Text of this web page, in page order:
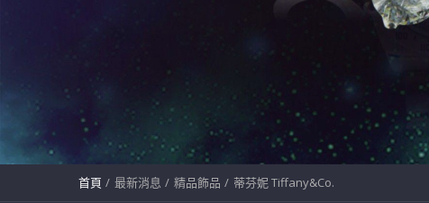
首頁 最新消息 精品飾品 蒂芬妮 Tiffany&Co.